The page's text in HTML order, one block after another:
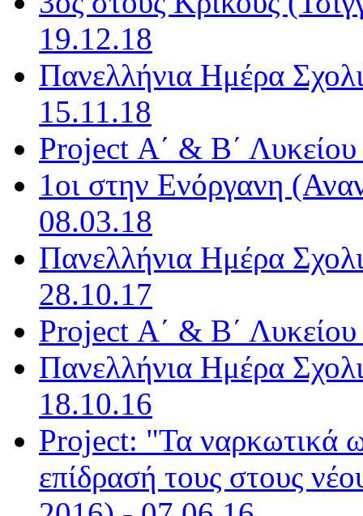
19.12.18
Πανελλήνια Ημέρα
15.11.18
Project Α΄ & Β΄
1οι στην Ενόργανη
08.03.18
Πανελλήνια Ημέρα
28.10.17
Project Α΄ & Β΄
Πανελλήνια Ημέρα
18.10.16
Project: "Τα ναρκωτικά
επίδρασή τους στους